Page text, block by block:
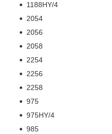
1188HY/4
2054
2056
2058
2254
2256
2258
975
975HY/4
985